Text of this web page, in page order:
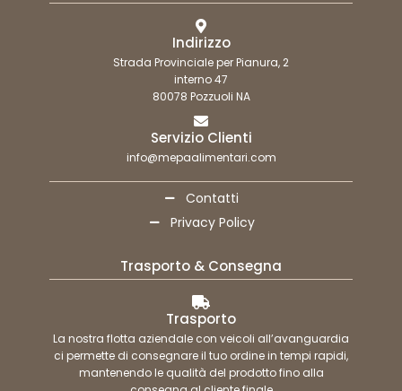
Indirizzo
Strada Provinciale per Pianura, 2
interno 47
80078 Pozzuoli NA
Servizio Clienti
info@mepaalimentari.com
Contatti
Privacy Policy
Trasporto & Consegna
Trasporto
La nostra flotta aziendale con veicoli all’avanguardia
ci permette di consegnare il tuo ordine in tempi rapidi,
mantenendo le qualità del prodotto fino alla